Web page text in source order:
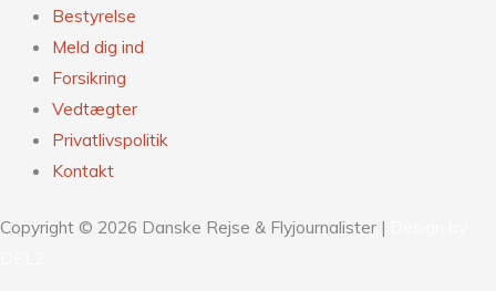
Bestyrelse
Meld dig ind
Forsikring
Vedtægter
Privatlivspolitik
Kontakt
Copyright © 2026 Danske Rejse & Flyjournalister |